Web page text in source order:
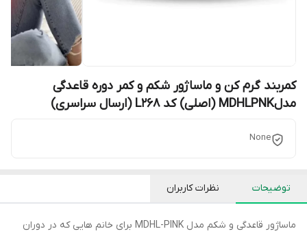
کمربند گرم کن و ماساژور شکم و کمر دوره قاعدگی
مدلMDHLPNK (اصلی) کد L268 (ارسال سراسری)
None
توضیحات نظرات کاربران
ماساژور قاعدگی و شکم مدل MDHL-PINK برای خانم هایی که در دوران